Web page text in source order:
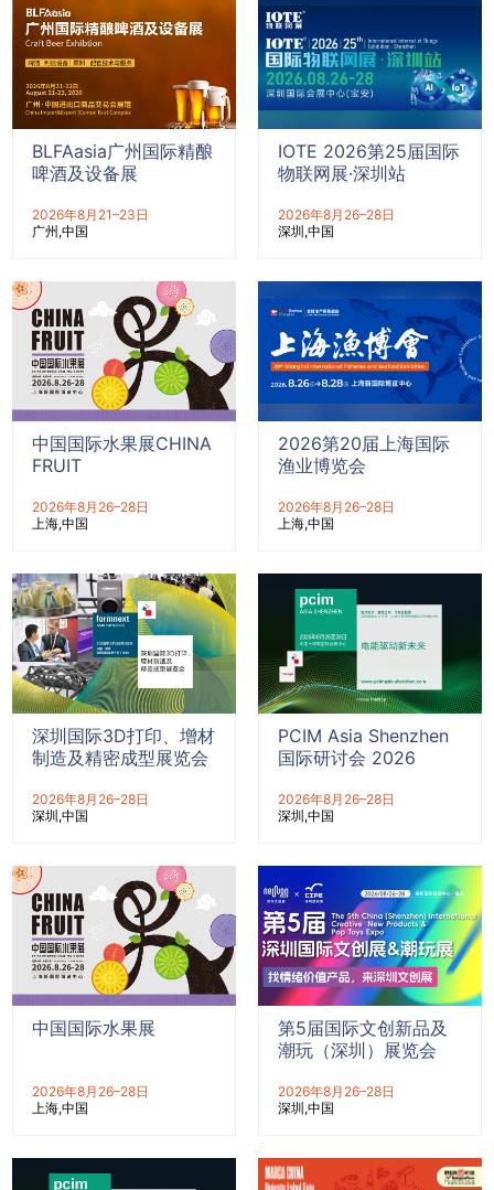
BLFAasia广州国际精酿
啤酒及设备展
2026年8月21–23日
广州 中国
IOTE 2026第25届国际
物联网展·深圳站
2026年8月26–28日
深圳 中国
中国国际水果展CHINA
FRUIT
2026年8月26–28日
上海 中国
2026第20届上海国际
渔业博览会
2026年8月26–28日
上海 中国
深圳国际3D打印、增材
制造及精密成型展览会
2026年8月26–28日
深圳 中国
PCIM Asia Shenzhen
国际研讨会 2026
2026年8月26–28日
深圳 中国
中国国际水果展
2026年8月26–28日
上海 中国
第5届国际文创新品及
潮玩（深圳）展览会
2026年8月26–28日
深圳 中国